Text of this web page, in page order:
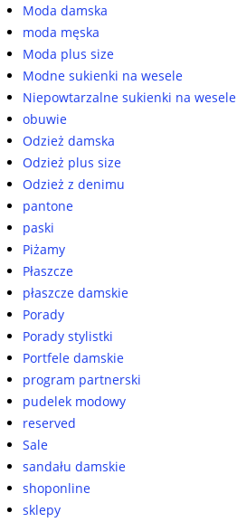
Moda damska
moda męska
Moda plus size
Modne sukienki na wesele
Niepowtarzalne sukienki na wesele
obuwie
Odzież damska
Odzież plus size
Odzież z denimu
pantone
paski
Piżamy
Płaszcze
płaszcze damskie
Porady
Porady stylistki
Portfele damskie
program partnerski
pudelek modowy
reserved
Sale
sandału damskie
shoponline
sklepy